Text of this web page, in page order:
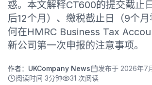
惑。本文解释CT600的提交截止
后12个月）、缴税截止日（9个月
何在HMRC Business Tax
新公司第一次申报的注意事项。
作者： UKCompany News 发布于 2026年7
阅读时间 3分钟 31 次阅读